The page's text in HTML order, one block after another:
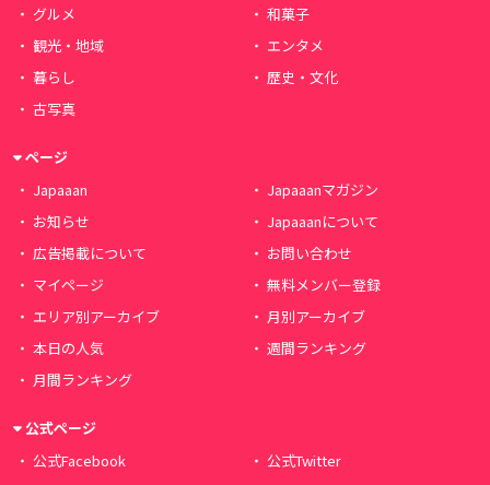
グルメ
和菓子
観光・地域
エンタメ
暮らし
歴史・文化
古写真
ページ
Japaaan
Japaaanマガジン
お知らせ
Japaaanについて
広告掲載について
お問い合わせ
マイページ
無料メンバー登録
エリア別アーカイブ
月別アーカイブ
本日の人気
週間ランキング
月間ランキング
公式ページ
公式Facebook
公式Twitter